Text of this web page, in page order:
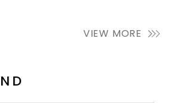
VIEW MORE